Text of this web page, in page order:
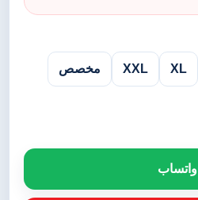
XL
XXL مخصص
واتساب